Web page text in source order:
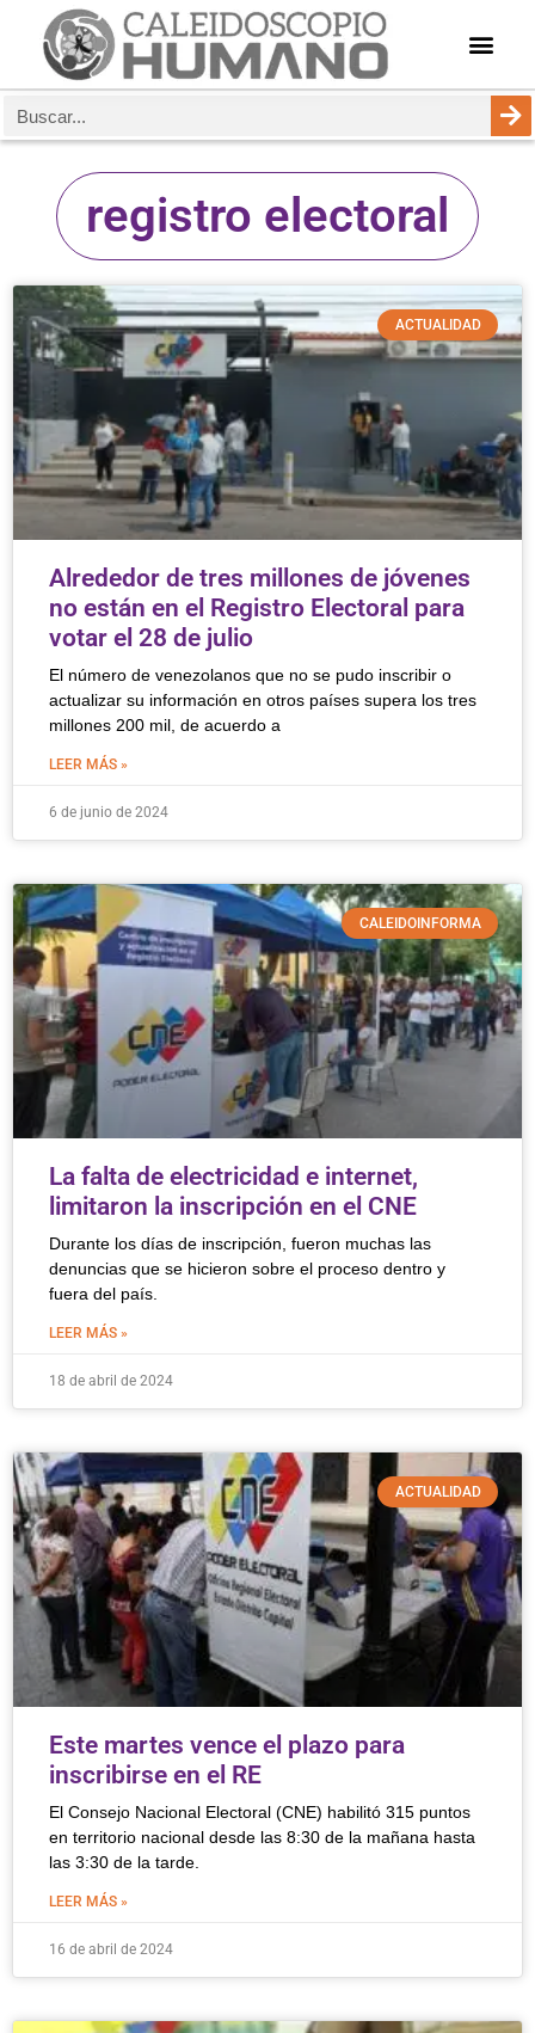
registro electoral
ACTUALIDAD
Alrededor de tres millones de jóvenes
no están en el Registro Electoral para
votar el 28 de julio
El número de venezolanos que no se pudo inscribir o
actualizar su información en otros países supera los tres
millones 200 mil, de acuerdo a
LEER MÁS »
6 de junio de 2024
CALEIDOINFORMA
La falta de electricidad e internet,
limitaron la inscripción en el CNE
Durante los días de inscripción, fueron muchas las
denuncias que se hicieron sobre el proceso dentro y
fuera del país.
LEER MÁS »
18 de abril de 2024
ACTUALIDAD
Este martes vence el plazo para
inscribirse en el RE
El Consejo Nacional Electoral (CNE) habilitó 315 puntos
en territorio nacional desde las 8:30 de la mañana hasta
las 3:30 de la tarde.
LEER MÁS »
16 de abril de 2024